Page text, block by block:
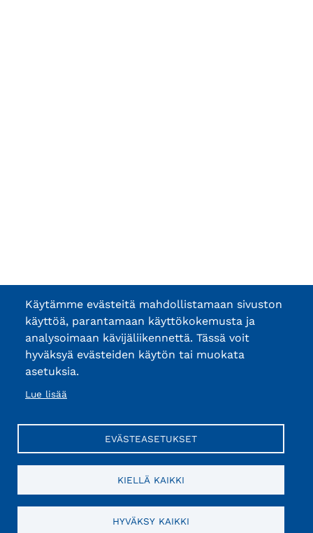
Käytämme evästeitä mahdollistamaan sivuston
käyttöä, parantamaan käyttökokemusta ja
analysoimaan kävijäliikennettä. Tässä voit
hyväksyä evästeiden käytön tai muokata
asetuksia.
Lue lisää
EVÄSTEASETUKSET
KIELLÄ KAIKKI
HYVÄKSY KAIKKI